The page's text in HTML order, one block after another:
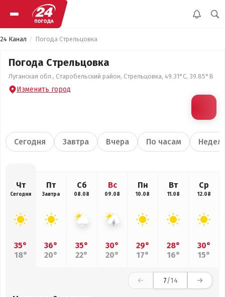
24 Канал Погода Стрельцовка
Погода Стрельцовка
Луганская обл., Старобельский район, Стрельцовка, 49.31°С, 39.85°В
Изменить город
Сегодня Завтра Вчера По часам
Чт
Сегодня
35°
18°
Пт
Завтра
36°
20°
Сб
08.08
35°
22°
Вс
09.08
30°
20°
Пн
10.08
29°
17°
Вт
11.08
28°
16°
Ср
12.08
30°
15°
7/14